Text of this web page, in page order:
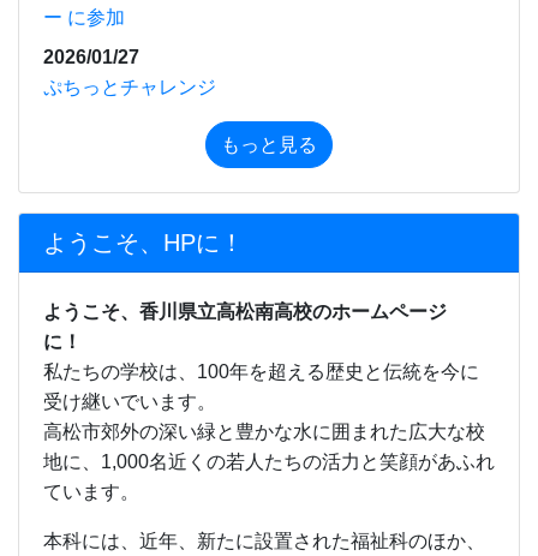
ー に参加
2026/01/27
ぷちっとチャレンジ
もっと見る
ようこそ、HPに！
ようこそ、香川県立高松南高校のホームページ
に！
私たちの学校は、100年を超える歴史と伝統を今に
受け継いでいます。
高松市郊外の深い緑と豊かな水に囲まれた広大な校
地に、1,000名近くの若人たちの活力と笑顔があふれ
ています。
本科には、近年、新たに設置された福祉科のほか、